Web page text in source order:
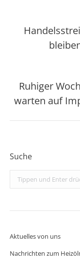
Ruhiger
warten auf
Suche
Search:
Aktuelles von uns
Nachrichten zum